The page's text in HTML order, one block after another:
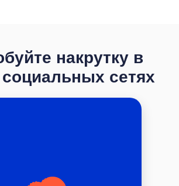
накрутку в
социальных сетях